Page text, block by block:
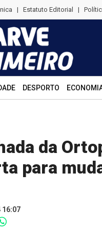
| Estatuto Editorial |
DESPORTO
da
para
16:07